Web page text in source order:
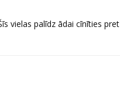
vielas palīdz ādai cīnīties pret